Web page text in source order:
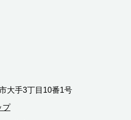
大手3丁目10番1号
プ